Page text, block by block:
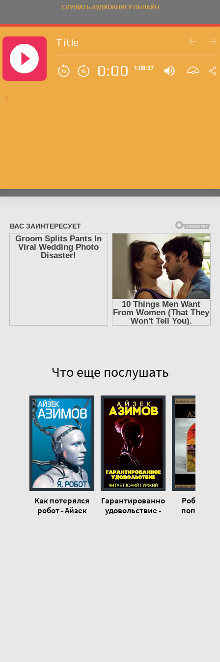
СЛУШАТЬ АУДИОКНИГУ ОНЛАЙН
Title
0:00 1:08:37
1
Что еще послушать
Как потерялся
робот - Айзек
Гарантированное
удовольствие -
Робот ЭЛ-
попадает